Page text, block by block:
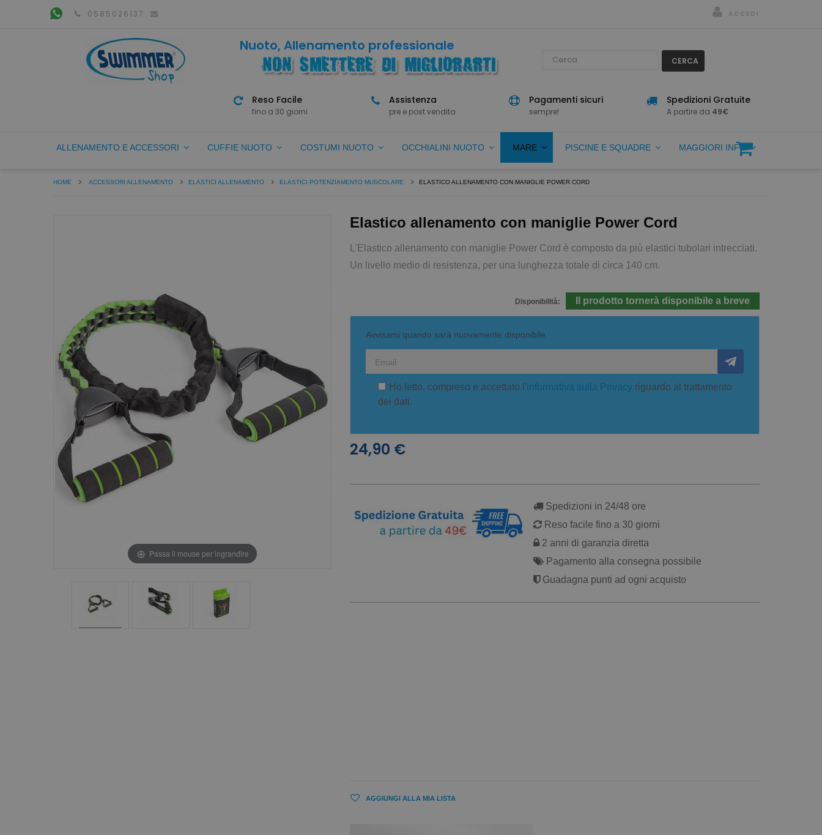
0585026137 ACCEDI
Nuoto, Allenamento professionale
CERCA
Reso Facile
fino a 30 giorni
Assistenza
pre e post vendita
Pagamenti sicuri
sempre!
Spedizioni Gratuite
A partire da 49€
ALLENAMENTO E ACCESSORI CUFFIE NUOTO COSTUMI NUOTO OCCHIALINI NUOTO MARE PISCINE E SQUADRE MAGGIORI INFO
HOME ACCESSORI ALLENAMENTO ELASTICI ALLENAMENTO ELASTICI POTENZIAMENTO MUSCOLARE ELASTICO ALLENAMENTO CON MANIGLIE POWER CORD
Passa il mouse per ingrandire
Elastico allenamento con maniglie Power Cord
L'Elastico allenamento con maniglie Power Cord è composto da più elastici tubolari intrecciati.
Un livello medio di resistenza, per una lunghezza totale di circa 140 cm.
Disponibilità: Il prodotto tornerà disponibile a breve
Avvisami quando sarà nuovamente disponibile
Ho letto, compreso e accettato l'informativa sulla Privacy riguardo al trattamento
dei dati.
24,90 €
Spedizioni in 24/48 ore
Reso facile fino a 30 giorni
2 anni di garanzia diretta
Pagamento alla consegna possibile
Guadagna punti ad ogni acquisto
AGGIUNGI ALLA MIA LISTA